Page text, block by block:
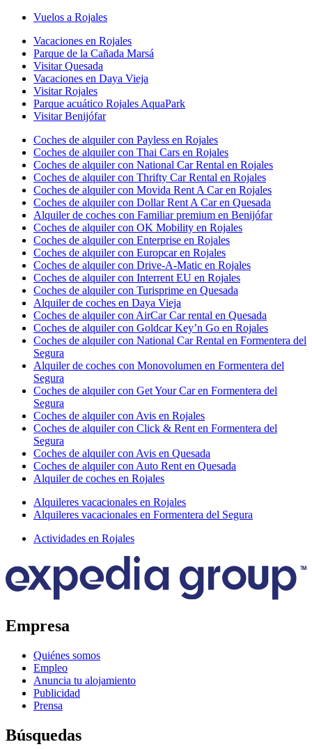
Vuelos a Rojales
Vacaciones en Rojales
Parque de la Cañada Marsá
Visitar Quesada
Vacaciones en Daya Vieja
Visitar Rojales
Parque acuático Rojales AquaPark
Visitar Benijófar
Coches de alquiler con Payless en Rojales
Coches de alquiler con Thai Cars en Rojales
Coches de alquiler con National Car Rental en Rojales
Coches de alquiler con Thrifty Car Rental en Rojales
Coches de alquiler con Movida Rent A Car en Rojales
Coches de alquiler con Dollar Rent A Car en Quesada
Alquiler de coches con Familiar premium en Benijófar
Coches de alquiler con OK Mobility en Rojales
Coches de alquiler con Enterprise en Rojales
Coches de alquiler con Europcar en Rojales
Coches de alquiler con Drive-A-Matic en Rojales
Coches de alquiler con Interrent EU en Rojales
Coches de alquiler con Turisprime en Quesada
Alquiler de coches en Daya Vieja
Coches de alquiler con AirCar Car rental en Quesada
Coches de alquiler con Goldcar Key’n Go en Rojales
Coches de alquiler con National Car Rental en Formentera del
Segura
Alquiler de coches con Monovolumen en Formentera del
Segura
Coches de alquiler con Get Your Car en Formentera del
Segura
Coches de alquiler con Avis en Rojales
Coches de alquiler con Click & Rent en Formentera del
Segura
Coches de alquiler con Avis en Quesada
Coches de alquiler con Auto Rent en Quesada
Alquiler de coches en Rojales
Alquileres vacacionales en Rojales
Alquileres vacacionales en Formentera del Segura
Actividades en Rojales
Empresa
Quiénes somos
Empleo
Anuncia tu alojamiento
Publicidad
Prensa
Búsquedas